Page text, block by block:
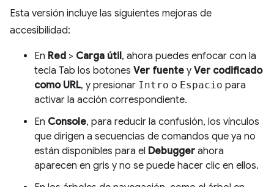
Esta versión incluye las siguientes mejoras de
accesibilidad:
En Red > Carga útil, ahora puedes enfocar con la
tecla Tab los botones Ver fuente y Ver codificado
como URL, y presionar Intro o Espacio para
activar la acción correspondiente.
En Console, para reducir la confusión, los vínculos
que dirigen a secuencias de comandos que ya no
están disponibles para el Debugger ahora
aparecen en gris y no se puede hacer clic en ellos.